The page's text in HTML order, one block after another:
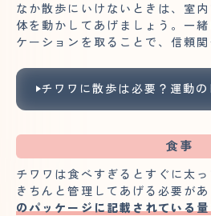
なか散歩にいけないときは、室
体を動かしてあげましょう。一
ケーションを取ることで、信頼関
チワワに散歩は必要？運動
食事
チワワは食べすぎるとすぐに太
きちんと管理してあげる必要があ
のパッケージに記載されている